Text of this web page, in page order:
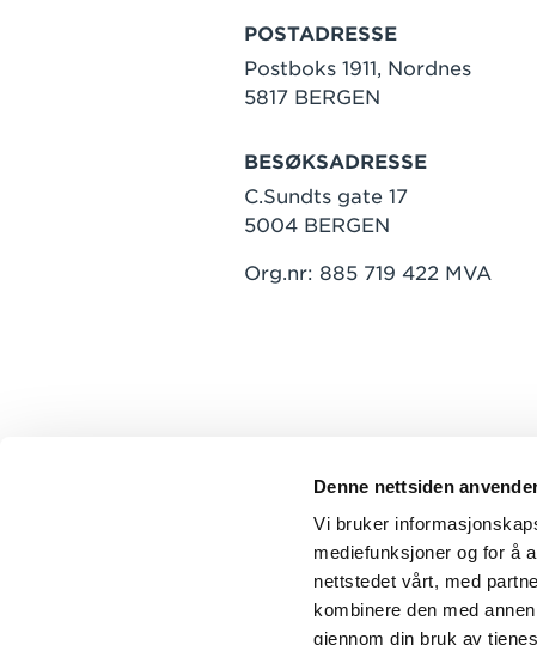
Denne nettsiden
Vi bruker
mediefunksjoner og for å
nettstedet vårt, med
kombinere den med
gjennom din bruk av
POSTADRESSE
Postboks 1911, Nordnes
5817 BERGEN
BESØKSADRESSE
C.Sundts gate 17
5004 BERGEN
Org.nr: 885 719 422 MVA